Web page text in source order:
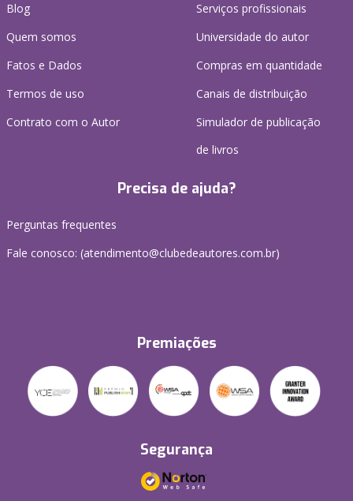
Blog
Quem somos
Fatos e Dados
Termos de uso
Contrato com o Autor
Serviços profissionais
Universidade do autor
Compras em quantidade
Canais de distribuição
Simulador de publicação
de livros
Precisa de ajuda?
Perguntas frequentes
Fale conosco: (atendimento@clubedeautores.com.br)
Premiações
Segurança